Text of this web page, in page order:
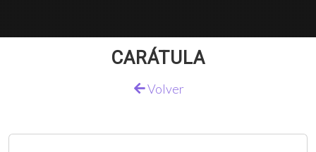
CARÁTULA
Volver